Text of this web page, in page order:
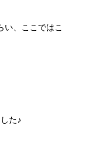
い、ここではこ
た♪